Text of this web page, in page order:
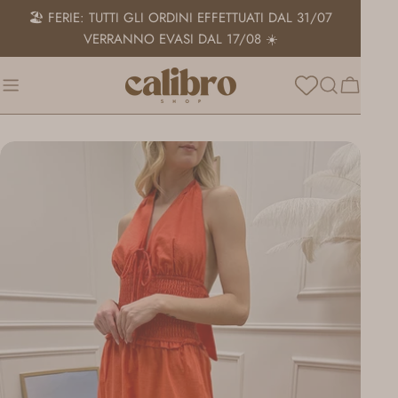
🏖️ FERIE: TUTTI GLI ORDINI EFFETTUATI DAL 31/07
VERRANNO EVASI DAL 17/08 ☀️
Carrello